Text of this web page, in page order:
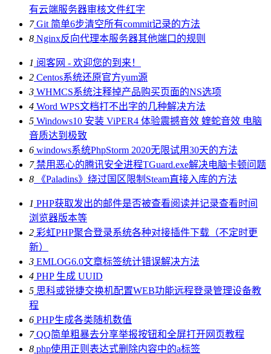
有云端服务器审核文件红字
7Git 简单6步清空所有commit记录的方法
8 Nginx反向代理本服务器其他端口的规则
1 阅客网 - 欢迎您的到来！
2 Centos系统还原官方yum源
3 WHMCS系统注释掉产品购买页面的NS选项
4 Word WPS文档打不出字的几种解决方法
5 Windows10 安装 ViPER4 体验震撼音效 蝰蛇音效 电脑
音质达到极致
6 windows系统PhpStorm 2020无限试用30天的方法
7禁用恶心的腾讯安全进程TGuard.exe解决电脑卡顿问题
8 《Paladins》绕过国区限制Steam直接入库的方法
1 PHP获取发出的邮件是否被查看阅读并记录查看时间
浏览器版本等
2 彩虹PHP聚合登录系统各种对接插件下载（不定时更
新）
3 EMLOG6.0文章标签统计错误解决方法
4 PHP 生成 UUID
5 思科或锐捷交换机配置WEB功能远程登录管理设备教
程
6 PHP生成各类随机数值
7QQ简单粗暴去分享举报按钮和全屏打开网页教程
8 php使用正则表达式删除内容中的a标签